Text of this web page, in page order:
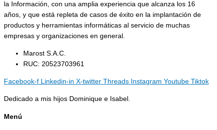
la Información, con una amplia experiencia que alcanza los 16
años, y que está repleta de casos de éxito en la implantación de
productos y herramientas informáticas al servicio de muchas
empresas y organizaciones en general.
Marost S.A.C.
RUC: 20523703961
Facebook-f Linkedin-in X-twitter Threads Instagram Youtube Tiktok
Dedicado a mis hijos Dominique e Isabel.
Menú